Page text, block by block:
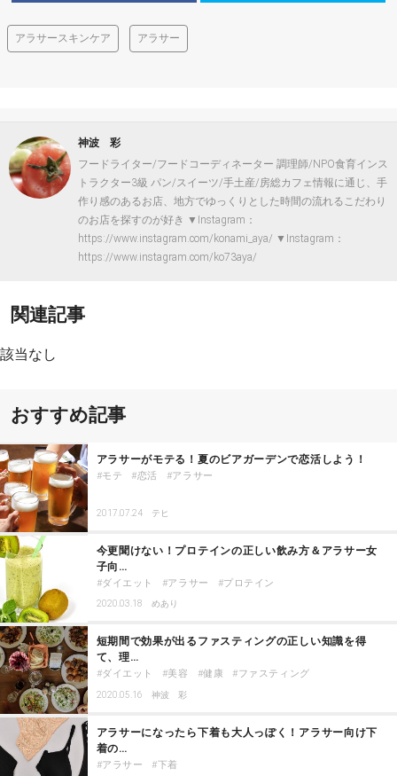
アラサースキンケア アラサー
神波 彩
フードライター/フードコーディネーター 調理師/NPO食育インス
トラクター3級 パン/スイーツ/手土産/房総カフェ情報に通じ、手
作り感のあるお店、地方でゆっくりとした時間の流れるこだわり
のお店を探すのが好き ▼Instagram：
https://www.instagram.com/konami_aya/ ▼Instagram：
https://www.instagram.com/ko73aya/
関連記事
該当なし
おすすめ記事
アラサーがモテる！夏のビアガーデンで恋活しよう！
モテ 恋活 アラサー
2017.07.24 テヒ
今更聞けない！プロテインの正しい飲み方＆アラサー女
子向…
ダイエット アラサー プロテイン
2020.03.18 めあり
短期間で効果が出るファスティングの正しい知識を得
て、理…
ダイエット 美容 健康 ファスティング
2020.05.16 神波 彩
アラサーになったら下着も大人っぽく！アラサー向け下
着の…
アラサー 下着